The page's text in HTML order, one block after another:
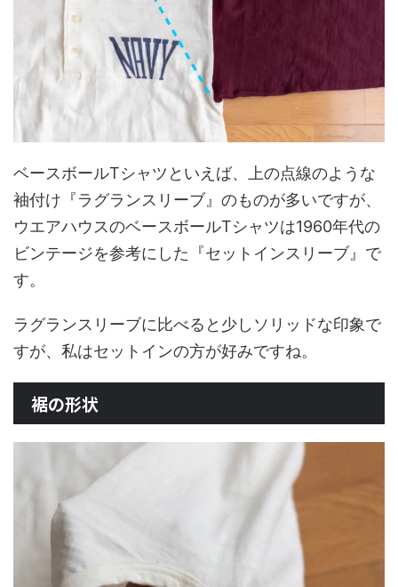
ベースボールTシャツといえば、上の点線のような
袖付け『ラグランスリーブ』のものが多いですが、
ウエアハウスのベースボールTシャツは1960年代の
ビンテージを参考にした『セットインスリーブ』で
す。
ラグランスリーブに比べると少しソリッドな印象で
すが、私はセットインの方が好みですね。
裾の形状